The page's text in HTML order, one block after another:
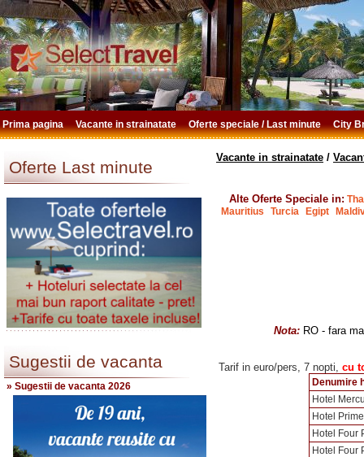
Prima pagina Vacante in strainatate Oferte speciale / Last minute City
Oferte Last minute
Sugestii de vacanta
» Sugestii de vacanta 2026
Vacante in strainatate /
Alte Oferte Speciale in:
Mauritius
Turcia Egipt
Nota:RO - fara
Tarif in euro/pers, 7 nopti, cu
Denumire
Hotel
Hotel
Hotel Four
Hotel Four